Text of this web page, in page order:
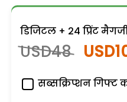
डिजिटल + 24 प्रिंट
USD48
सब्सक्रिप्शन गिफ्ट